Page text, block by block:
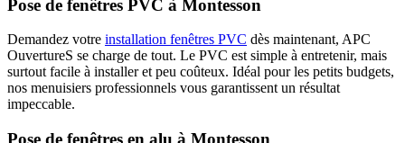
Pose de fenêtres PVC à Montesson
Demandez votre installation fenêtres PVC dès maintenant, APC
OuvertureS se charge de tout. Le PVC est simple à entretenir, mais
surtout facile à installer et peu coûteux. Idéal pour les petits budgets,
nos menuisiers professionnels vous garantissent un résultat
impeccable.
Pose de fenêtres en alu à Montesson